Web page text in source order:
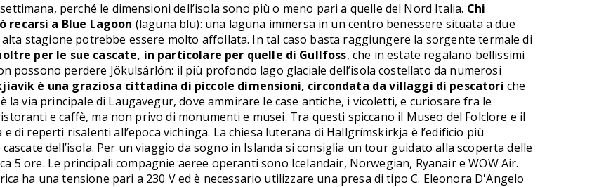
perché le dimensioni dell’isola sono più o meno pari a quelle del Nord Italia. Chi
recarsi a Blue Lagoon (laguna blu): una laguna immersa in un centro benessere situata a due
stagione potrebbe essere molto affollata. In tal caso basta raggiungere la sorgente termale di
per le sue cascate, in particolare per quelle di Gullfoss, che in estate regalano bellissimi
possono perdere Jökulsárlón: il più profondo lago glaciale dell’isola costellato da numerosi
è una graziosa cittadina di piccole dimensioni, circondata da villaggi di pescatori che
la via principale di Laugavegur, dove ammirare le case antiche, i vicoletti, e curiosare fra le
e caffè, ma non privo di monumenti e musei. Tra questi spiccano il Museo del Folclore e il
di reperti risalenti all’epoca vichinga. La chiesa luterana di Hallgrímskirkja è l’edificio più
dell’isola. Per un viaggio da sogno in Islanda si consiglia un tour guidato alla scoperta delle
5 ore. Le principali compagnie aeree operanti sono Icelandair, Norwegian, Ryanair e WOW Air.
ha una tensione pari a 230 V ed è necessario utilizzare una presa di tipo C. Eleonora D'Angelo